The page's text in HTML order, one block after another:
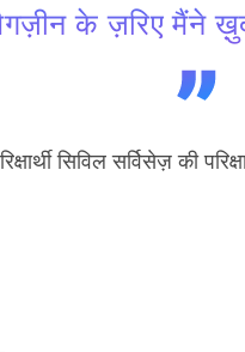
के ज़रिए मैंने
सिविल सर्विसेज़ की